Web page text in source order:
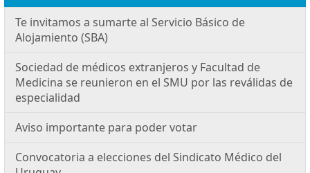
Te invitamos a sumarte al Servicio Básico de
Alojamiento (SBA)
Sociedad de médicos extranjeros y Facultad de
Medicina se reunieron en el SMU por las reválidas de
especialidad
Aviso importante para poder votar
Convocatoria a elecciones del Sindicato Médico del